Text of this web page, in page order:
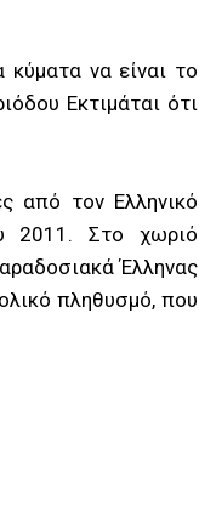
να είναι το
Εκτιμάται ότι
από τον Ελληνικό
2011. Στο χωριό
Έλληνας
πληθυσμό, που